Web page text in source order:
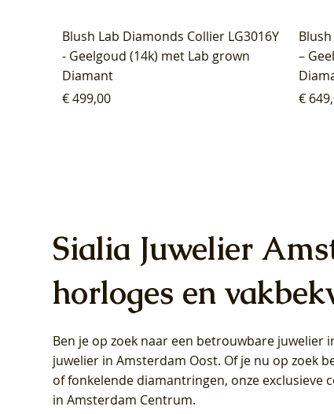
Blush Lab Diamonds Collier LG3016Y
- Geelgoud (14k) met Lab grown
Diamant
Prijs
€ 499,00
–
Prijs
€
Blush Lab Diamonds Oorhangers
LG9006Y/S - Geelgoud (14k) met Lab
grown Diamant
Blush Lab Diamonds Collier LG3019Y
– Geelgoud (14k) met Lab grown
Diamant
Blush Lab Diamonds Ring LG1031Y -
Geelgoud (14k) met Lab grown
Diamant
Sialia Juwelier
horloges en
Ben je op zoek naar een betrouwbare juwelier
juwelier in Amsterdam Oost. Of je nu op zoek
of fonkelende diamantringen, onze exclusieve
in Amsterdam Centrum.